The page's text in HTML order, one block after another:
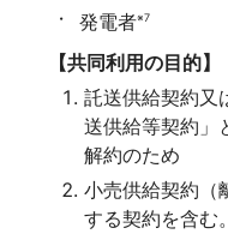
発電者※7
【共同利用の目的】
託送供給契約又
送供給等契約」
解約のため
小売供給契約（
する契約を含む